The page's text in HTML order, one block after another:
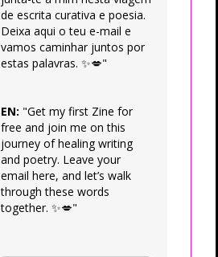
de escrita curativa e poesia.
Deixa aqui o teu e-mail e
vamos caminhar juntos por
estas palavras. ✨💋"
EN: "Get my first Zine for
free and join me on this
journey of healing writing
and poetry. Leave your
email here, and let’s walk
through these words
together. ✨💋"